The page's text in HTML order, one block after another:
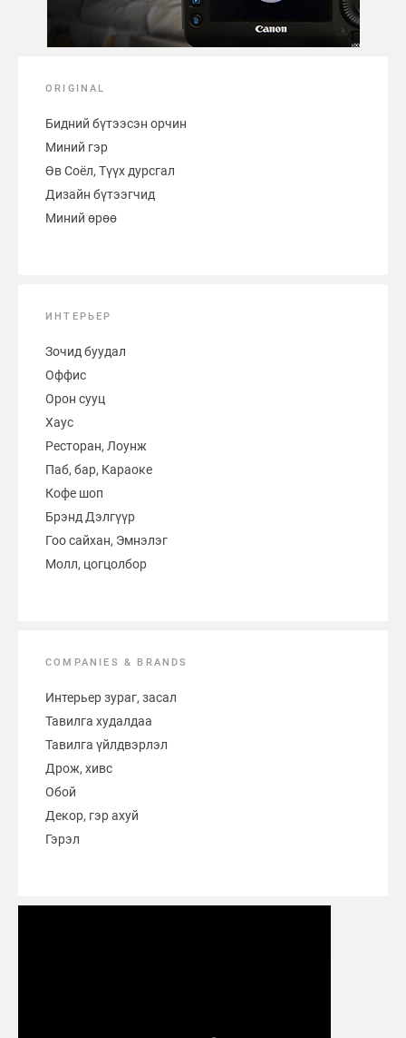
ORIGINAL
Бидний бүтээсэн орчин
Миний гэр
Өв Соёл, Түүх дурсгал
Дизайн бүтээгчид
Миний өрөө
ИНТЕРЬЕР
Зочид буудал
Оффис
Орон сууц
Хаус
Ресторан, Лоунж
Паб, бар, Караоке
Кофе шоп
Брэнд Дэлгүүр
Гоо сайхан, Эмнэлэг
Молл, цогцолбор
COMPANIES & BRANDS
Интерьер зураг, засал
Тавилга худалдаа
Тавилга үйлдвэрлэл
Дрож, хивс
Обой
Декор, гэр ахуй
Гэрэл